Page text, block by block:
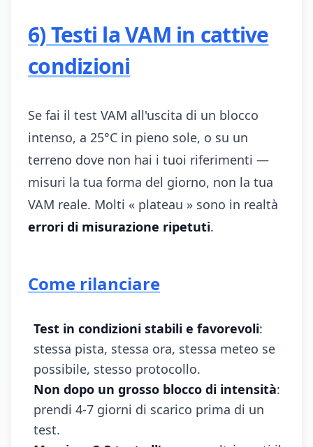
6) Testi la VAM in cattive
condizioni
Se fai il test VAM all'uscita di un blocco
intenso, a 25°C in pieno sole, o su un
terreno dove non hai i tuoi riferimenti —
misuri la tua forma del giorno, non la tua
VAM reale. Molti « plateau » sono in realtà
errori di misurazione ripetuti.
Come rilanciare
Test in condizioni stabili e favorevoli:
stessa pista, stessa ora, stessa meteo se
possibile, stesso protocollo.
Non dopo un grosso blocco di intensità:
prendi 4-7 giorni di scarico prima di un
test.